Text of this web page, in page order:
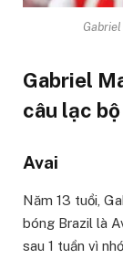
Gabriel
câu lạc
Avai
Năm 13 tuổi,
bóng Brazil là
sau 1 tuần vì